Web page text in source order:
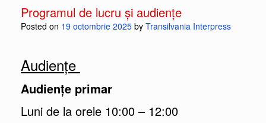
Programul de lucru și audiențe
Posted on 19 octombrie 2025 by Transilvania Interpress
Audiențe
Audiențe primar
Luni de la orele 10:00 – 12:00